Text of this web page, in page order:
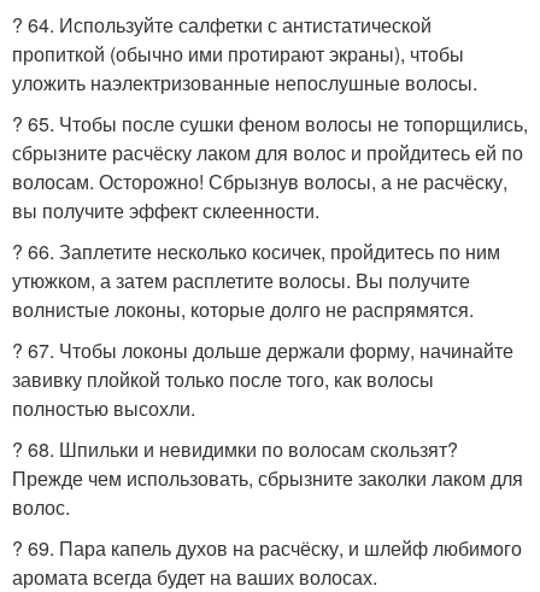
? 64. Используйте салфетки с антистатической
пропиткой (обычно ими протирают экраны), чтобы
уложить наэлектризованные непослушные волосы.
? 65. Чтобы после сушки феном волосы не топорщились,
сбрызните расчёску лаком для волос и пройдитесь ей по
волосам. Осторожно! Сбрызнув волосы, а не расчёску,
вы получите эффект склеенности.
? 66. Заплетите несколько косичек, пройдитесь по ним
утюжком, а затем расплетите волосы. Вы получите
волнистые локоны, которые долго не распрямятся.
? 67. Чтобы локоны дольше держали форму, начинайте
завивку плойкой только после того, как волосы
полностью высохли.
? 68. Шпильки и невидимки по волосам скользят?
Прежде чем использовать, сбрызните заколки лаком для
волос.
? 69. Пара капель духов на расчёску, и шлейф любимого
аромата всегда будет на ваших волосах.